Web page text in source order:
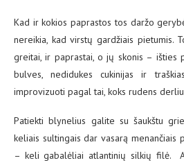
Kad ir kokios paprastos tos daržo
nereikia, kad virstų gardžiais pietumis.
greitai, ir paprastai, o jų skonis – išties
bulves, nedidukes cukinijas ir
improvizuoti pagal tai, koks rudens
Patiekti blynelius galite su šaukštu
keliais sultingais dar vasarą menančiais
– keli gabalėliai atlantinių silkių filė.